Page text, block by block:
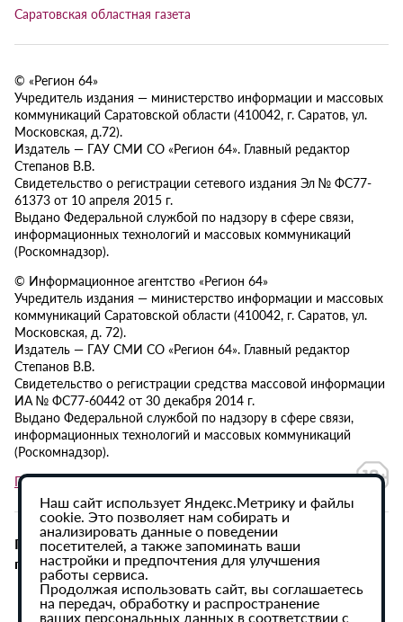
Саратовская областная газета
© «Регион 64»
Учредитель издания — министерство информации и массовых
коммуникаций Саратовской области (410042, г. Саратов, ул.
Московская, д.72).
Издатель — ГАУ СМИ СО «Регион 64». Главный редактор
Степанов В.В.
Свидетельство о регистрации сетевого издания Эл № ФС77-
61373 от 10 апреля 2015 г.
Выдано Федеральной службой по надзору в сфере связи,
информационных технологий и массовых коммуникаций
(Роскомнадзор).
© Информационное агентство «Регион 64»
Учредитель издания — министерство информации и массовых
коммуникаций Саратовской области (410042, г. Саратов, ул.
Московская, д. 72).
Издатель — ГАУ СМИ СО «Регион 64». Главный редактор
Степанов В.В.
Свидетельство о регистрации средства массовой информации
ИА № ФС77-60442 от 30 декабря 2014 г.
Выдано Федеральной службой по надзору в сфере связи,
информационных технологий и массовых коммуникаций
(Роскомнадзор).
Политика в отношении обработки персональных данных
При использовании материалов сайта активная
гиперссылка на ИА «Регион 64» обязательна.
Наш сайт использует Яндекс.Метрику и файлы
cookie. Это позволяет нам собирать и
анализировать данные о поведении
посетителей, а также запоминать ваши
настройки и предпочтения для улучшения
работы сервиса.
Продолжая использовать сайт, вы соглашаетесь
на передач, обработку и распространение
ваших персональных данных в соответствии с